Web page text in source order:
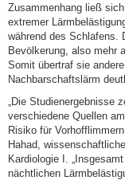
Zusammenhang ließ
extremer
während des Schlafens.
Bevölkerung, also mehr
Somit übertraf sie
Nachbarschaftslärm
„Die Studienergebnisse
verschiedene Quellen
Risiko für
Hahad,
Kardiologie I.
nächtlichen